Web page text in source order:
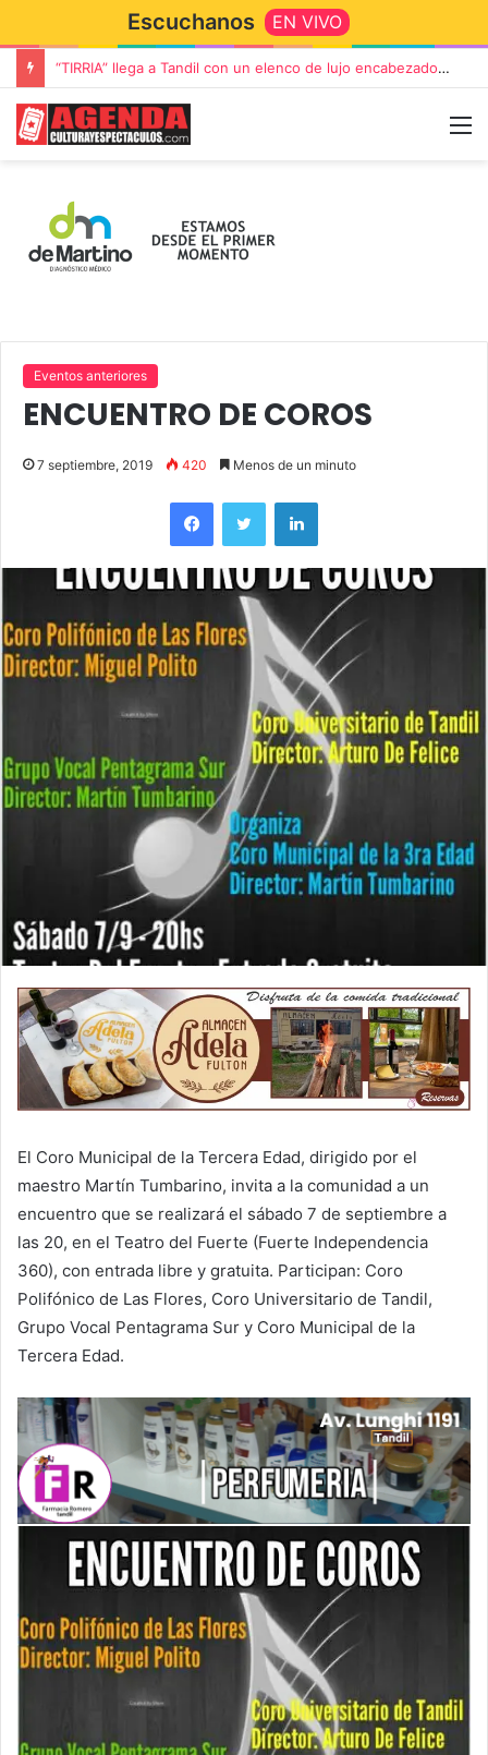
Escuchanos EN VIVO
“TIRRIA” llega a Tandil con un elenco de lujo encabezado por Capusotto, Spregelburd y Stefani
Eventos anteriores
ENCUENTRO DE COROS
7 septiembre, 2019 420 Menos de un minuto
El Coro Municipal de la Tercera Edad, dirigido por el
maestro Martín Tumbarino, invita a la comunidad a un
encuentro que se realizará el sábado 7 de septiembre a
las 20, en el Teatro del Fuerte (Fuerte Independencia
360), con entrada libre y gratuita. Participan: Coro
Polifónico de Las Flores, Coro Universitario de Tandil,
Grupo Vocal Pentagrama Sur y Coro Municipal de la
Tercera Edad.